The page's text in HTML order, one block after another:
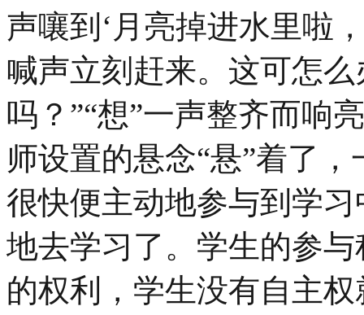
声嚷到‘月亮掉进水里啦
喊声立刻赶来。这可怎
吗？”“想”一声整齐而响
师设置的悬念“悬”着了
很快便主动地参与到学
地去学习了。学生的参
的权利，学生没有自主